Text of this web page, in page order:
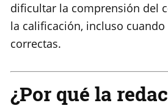
dificultar la comprensión del
la calificación, incluso cuando
correctas.
¿Por qué la